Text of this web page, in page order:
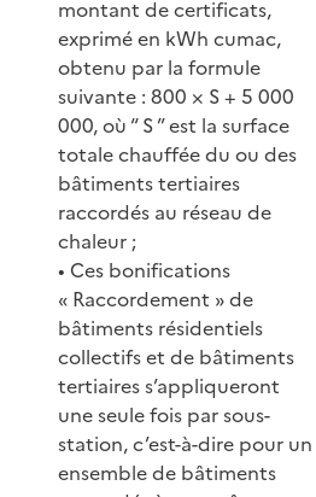
montant de certificats,
exprimé en kWh cumac,
obtenu par la formule
suivante : 800 × S + 5 000
000, où “ S ” est la surface
totale chauffée du ou des
bâtiments tertiaires
raccordés au réseau de
chaleur ;
• Ces bonifications
« Raccordement » de
bâtiments résidentiels
collectifs et de bâtiments
tertiaires s’appliqueront
une seule fois par sous-
station, c’est-à-dire pour un
ensemble de bâtiments